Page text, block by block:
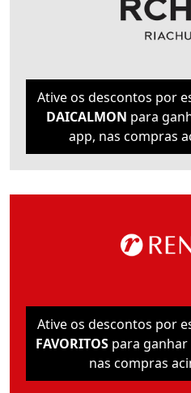
Ative os descontos por
DAICALMON para
app, nas compras
Ative os descontos por
FAVORITOSpara ganhar
nas compras